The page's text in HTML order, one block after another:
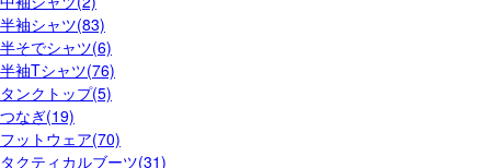
半袖シャツ(83)
半そでシャツ(6)
半袖Tシャツ(76)
タンクトップ(5)
つなぎ(19)
フットウェア(70)
タクティカルブーツ(31)